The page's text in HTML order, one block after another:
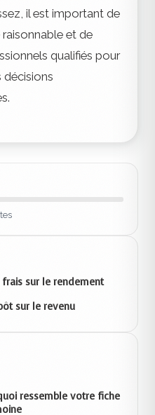
il est important de
et de
qualifiés pour
décisions
sur le rendement
sur le revenu
ressemble votre fiche